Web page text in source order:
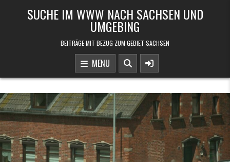
SUCHE IM WWW NACH SACHSEN UND
UMGEBING
BEITRÄGE MIT BEZUG ZUM GEBIET SACHSEN
MENU